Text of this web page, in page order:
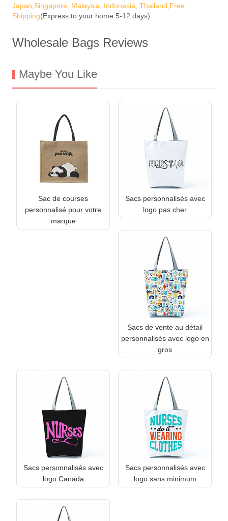
Japan,Singapore, Malaysia, Indonesia, Thailand,Free
Shipping(Express to your home 5-12 days)
Wholesale Bags Reviews
Maybe You Like
Sac de courses
personnalisé pour votre
marque
Sacs personnalisés avec
logo pas cher
Sacs de vente au détail
personnalisés avec logo en
gros
Sacs personnalisés avec
logo Canada
Sacs personnalisés avec
logo sans minimum